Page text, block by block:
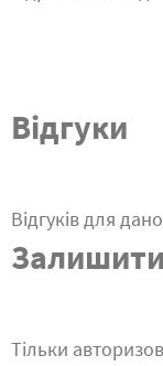
Відгуки
Відгуків для
Тільки